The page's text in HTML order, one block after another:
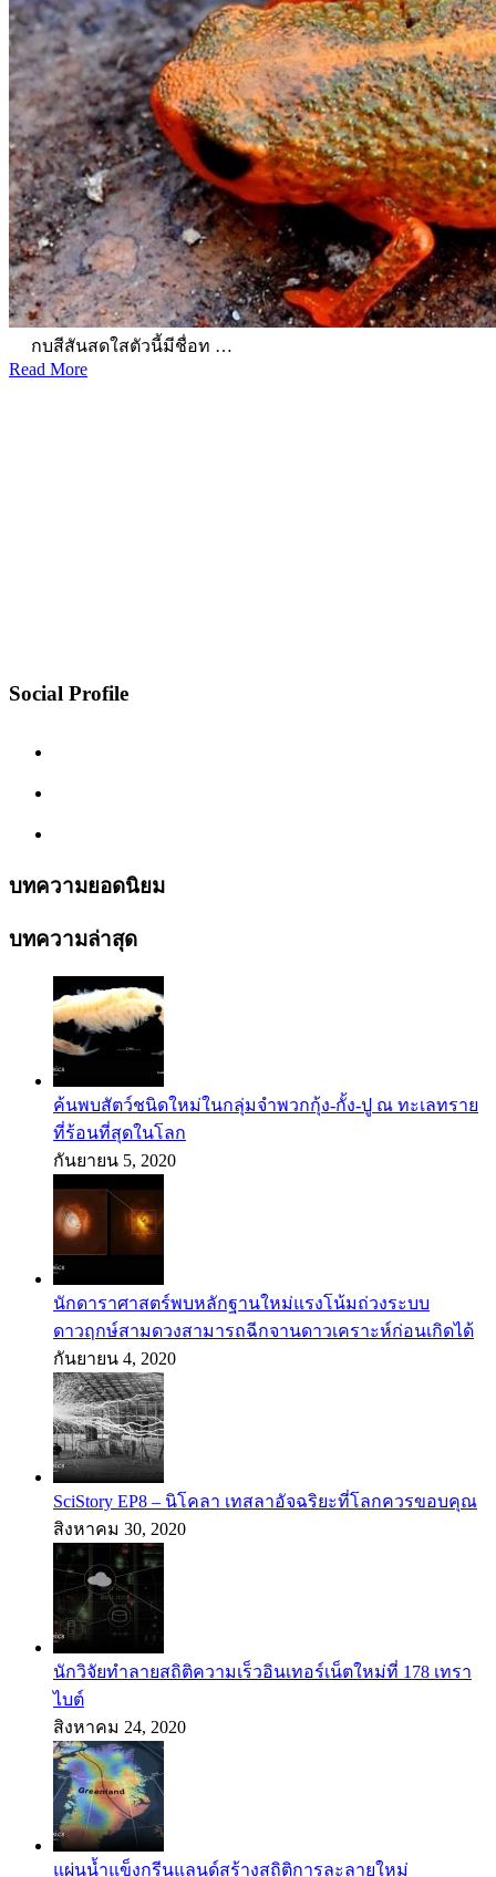
กบสีสันสดใสตัวนี้มีชื่อท …
Read More
Social Profile
บทความยอดนิยม
บทความล่าสุด
ค้นพบสัตว์ชนิดใหม่ในกลุ่มจำพวกกุ้ง-กั้ง-ปู ณ ทะเลทราย
ที่ร้อนที่สุดในโลก
กันยายน 5, 2020
นักดาราศาสตร์พบหลักฐานใหม่แรงโน้มถ่วงระบบ
ดาวฤกษ์สามดวงสามารถฉีกจานดาวเคราะห์ก่อนเกิดได้
กันยายน 4, 2020
SciStory EP8 – นิโคลา เทสลาอัจฉริยะที่โลกควรขอบคุณ
สิงหาคม 30, 2020
นักวิจัยทำลายสถิติความเร็วอินเทอร์เน็ตใหม่ที่ 178 เทรา
ไบต์
สิงหาคม 24, 2020
แผ่นน้ำแข็งกรีนแลนด์สร้างสถิติการละลายใหม่